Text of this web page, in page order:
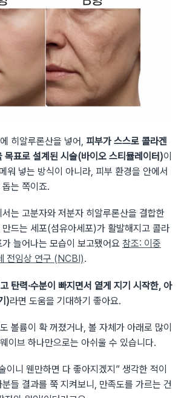
히알루론산을 넣어, 피부가 스스로 콜라겐
목표로 설계된 시술(바이오 스티뮬레이터)이
워 넣는 방식이 아니라, 피부 환경을 안에서
는 쪽이죠.
는 고분자와 저분자 히알루론산을 결합한
드는 세포(섬유아세포)가 활발해지고 콜라
늘어나는 모습이 보고됐어요 참조: 이중
전임상 연구 (NCBI).
탄력·수분이 빠지면서 옅게 지기 시작한, 아
)라면 도움을 기대하기 좋아요.
볼륨이 확 꺼졌거나, 볼 자체가 아래로 많이
이브 하나만으로는 아쉬울 수 있습니다.
이니 웬만하면 다 좋아지겠지” 생각한 적이
들 결과를 쭉 지켜보니, 만족도를 가르는 건